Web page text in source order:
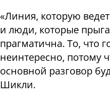
«Линия, которую
и люди, которые
прагматична. То, что
неинтересно, потому
основной разговор
Шикли.